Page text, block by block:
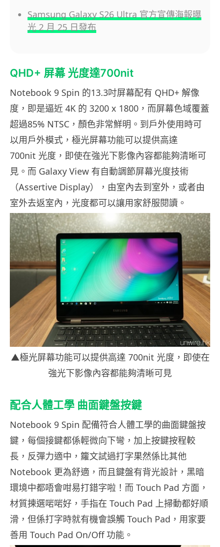
Samsung Galaxy S26 Ultra 官方宣傳海報曝
光 2 月 25 日發布
QHD+ 屏幕 光度達700nit
Notebook 9 Spin 的13.3吋屏幕配有 QHD+ 解像
度，即是逼近 4K 的 3200 x 1800，而屏幕色域覆蓋
超過85% NTSC，顏色非常鮮明。到戶外使用時可
以用戶外模式，極光屏幕功能可以提供高達
700nit 光度，即使在強光下影像內容都能夠清晰可
見。而 Galaxy View 有自動調節屏幕光度技術
（Assertive Display），由室內去到室外，或者由
室外去返室內，光度都可以讓用家舒服閱讀。
▲極光屏幕功能可以提供高達 700nit 光度，即使在
強光下影像內容都能夠清晰可見
配合人體工學 曲面鍵盤按鍵
Notebook 9 Spin 配備符合人體工學的曲面鍵盤按
鍵，每個接鍵都係輕微向下彎，加上按鍵按程較
長，反彈力適中，籮文試過打字果然係比其他
Notebook 更為舒適，而且鍵盤有背光設計，黑暗
環境中都唔會咁易打錯字啦！而 Touch Pad 方面，
材質揀選啱啱好，手指在 Touch Pad 上掃動都好順
滑，但係打字時就有機會誤觸 Touch Pad，用家要
善用 Touch Pad On/Off 功能。